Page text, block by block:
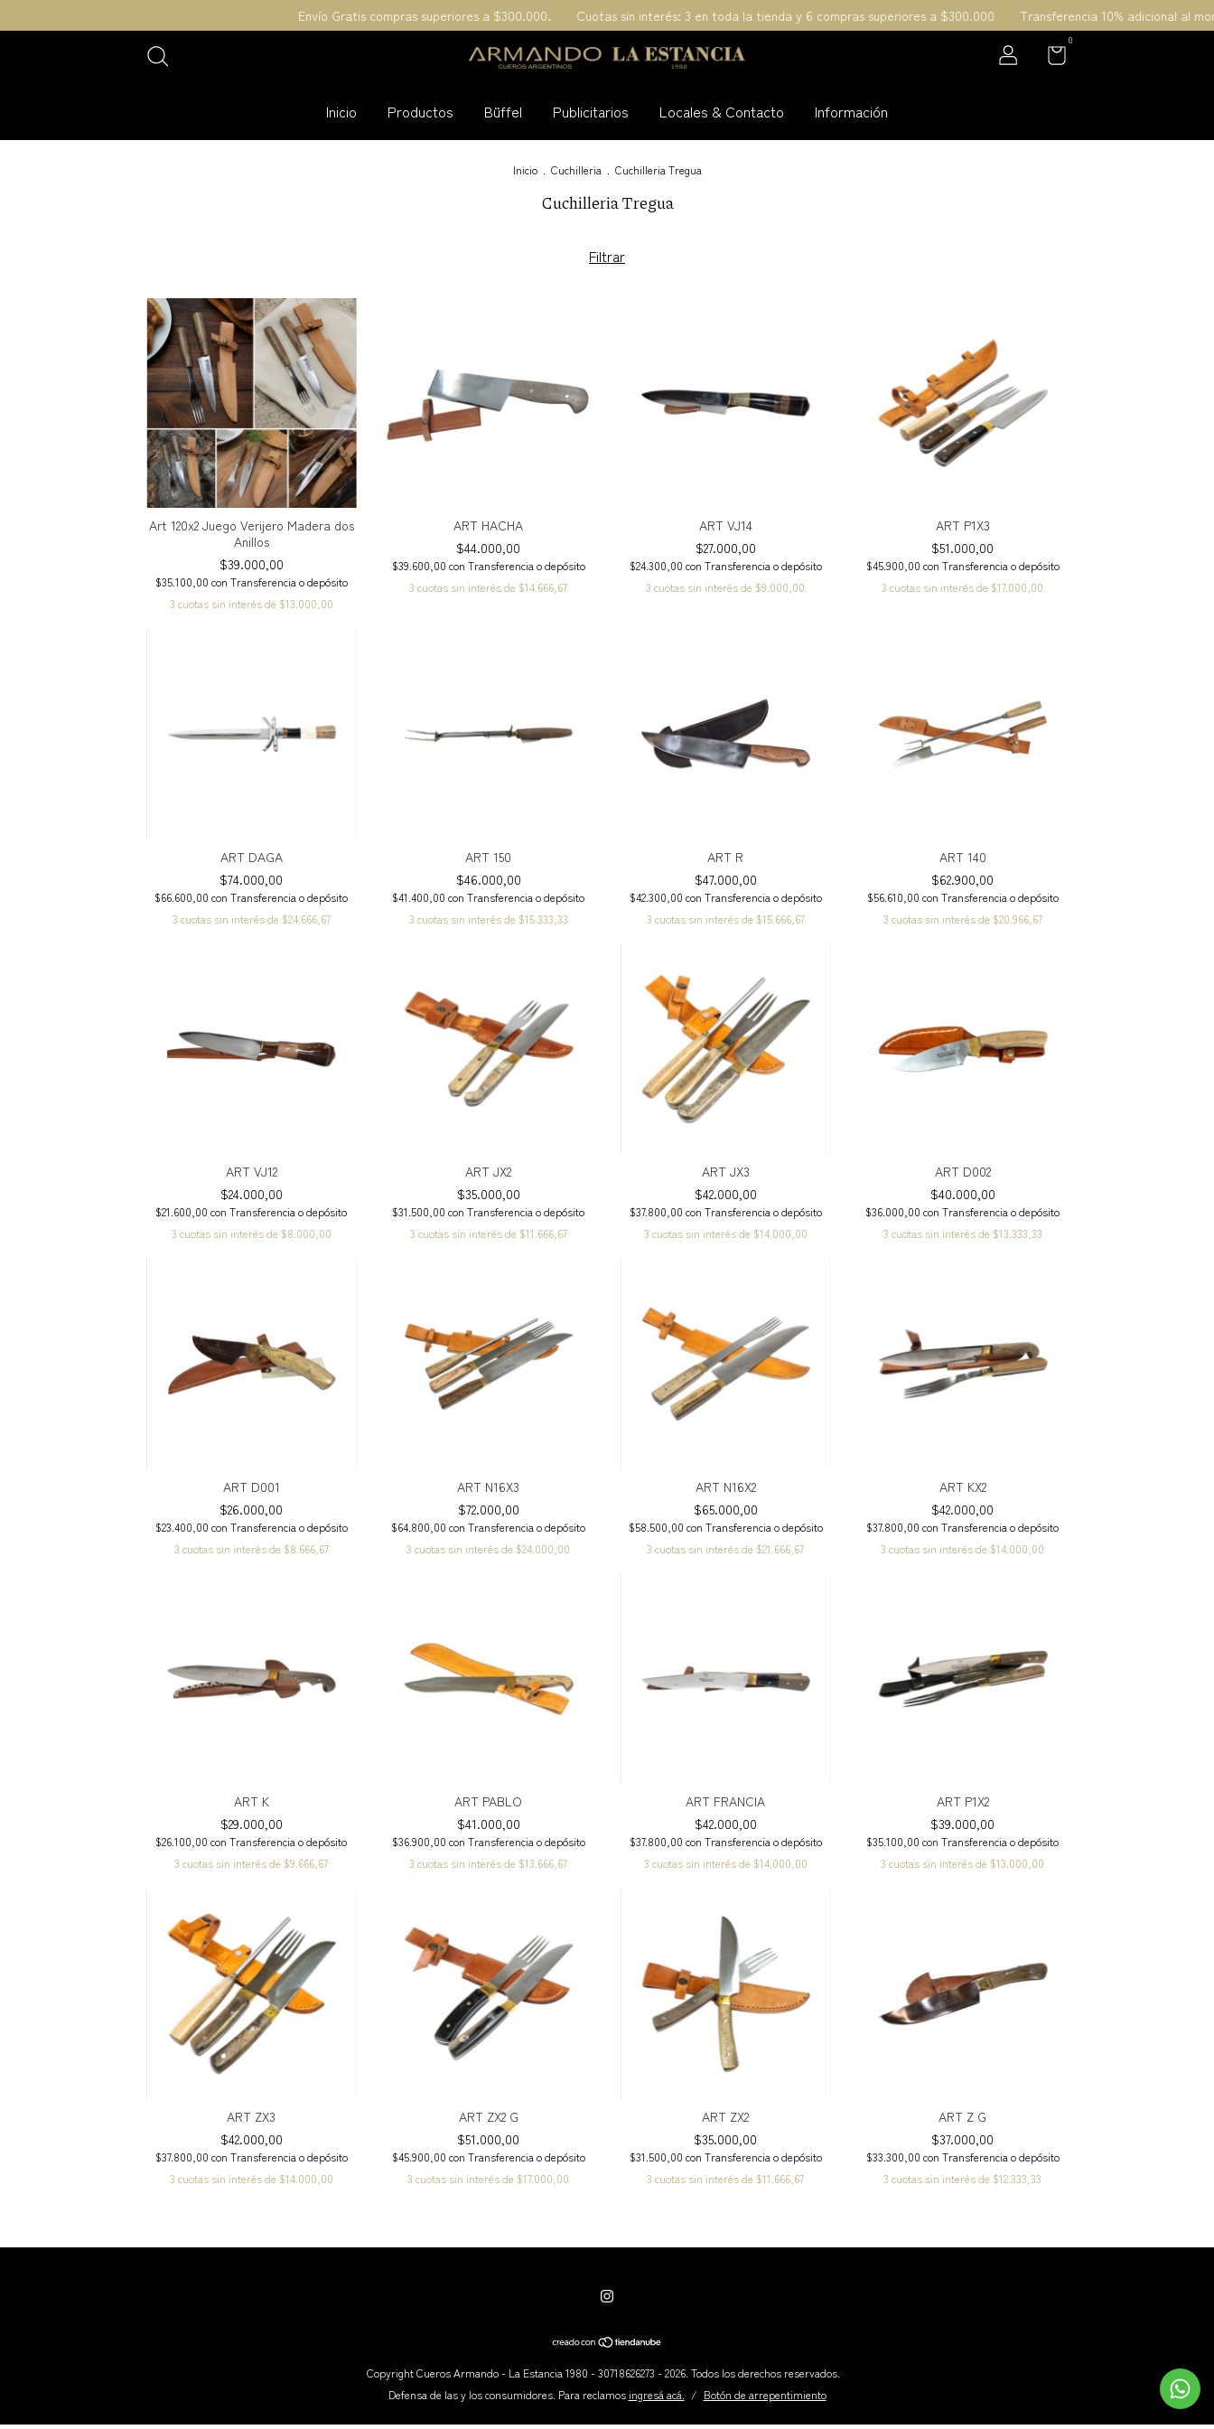
Envío Gratis compras superiores a $300.000. Cuotas sin interés: 3 en toda la tienda y 6 compras superiores a $300.000 Transferencia 10% adicional al momento
0
Inicio Productos Büffel Publicitarios Locales & Contacto Información
Inicio Cuchilleria Cuchilleria Tregua
Cuchilleria Tregua
Filtrar
Art 120x2 Juego Verijero Madera dos
Anillos
$39.000,00
$35.100,00 con Transferencia o depósito
3 cuotas sin interés de $13.000,00
ART HACHA
$44.000,00
$39.600,00 con Transferencia o depósito
3 cuotas sin interés de $14.666,67
ART VJ14
$27.000,00
$24.300,00 con Transferencia o depósito
3 cuotas sin interés de $9.000,00
ART P1X3
$51.000,00
$45.900,00 con Transferencia o depósito
3 cuotas sin interés de $17.000,00
ART DAGA
$74.000,00
$66.600,00con Transferencia o depósito
3 cuotas sin interés de $24.666,67
ART 150
$46.000,00
$41.400,00con Transferencia o depósito
3 cuotas sin interés de $15.333,33
ART R
$47.000,00
$42.300,00 con Transferencia o depósito
3 cuotas sin interés de $15.666,67
ART 140
$62.900,00
$56.610,00 con Transferencia o depósito
3 cuotas sin interés de $20.966,67
ART VJ12
$24.000,00
$21.600,00con Transferencia o depósito
3 cuotas sin interés de $8.000,00
ART JX2
$35.000,00
$31.500,00con Transferencia o depósito
3 cuotas sin interés de $11.666,67
ART JX3
$42.000,00
$37.800,00 con Transferencia o depósito
3 cuotas sin interés de $14.000,00
ART D002
$40.000,00
$36.000,00con Transferencia o depósito
3 cuotas sin interés de $13.333,33
ART D001
$26.000,00
$23.400,00 con Transferencia o depósito
3 cuotas sin interés de $8.666,67
ART N16X3
$72.000,00
$64.800,00con Transferencia o depósito
3 cuotas sin interés de $24.000,00
ART N16X2
$65.000,00
$58.500,00 con Transferencia o depósito
3 cuotas sin interés de $21.666,67
ART KX2
$42.000,00
$37.800,00con Transferencia o depósito
3 cuotas sin interés de $14.000,00
ART K
$29.000,00
$26.100,00con Transferencia o depósito
3 cuotas sin interés de $9.666,67
ART PABLO
$41.000,00
$36.900,00 con Transferencia o depósito
3 cuotas sin interés de $13.666,67
ART FRANCIA
$42.000,00
$37.800,00 con Transferencia o depósito
3 cuotas sin interés de $14.000,00
ART P1X2
$39.000,00
$35.100,00con Transferencia o depósito
3 cuotas sin interés de $13.000,00
ART ZX3
$42.000,00
$37.800,00 con Transferencia o depósito
3 cuotas sin interés de $14.000,00
ART ZX2 G
$51.000,00
$45.900,00 con Transferencia o depósito
3 cuotas sin interés de $17.000,00
ART ZX2
$35.000,00
$31.500,00 con Transferencia o depósito
3 cuotas sin interés de $11.666,67
ART Z G
$37.000,00
$33.300,00 con Transferencia o depósito
3 cuotas sin interés de $12.333,33
Copyright Cueros Armando - La Estancia 1980 - 30718626273 - 2026. Todos los derechos reservados.
Defensa de las y los consumidores. Para reclamos ingresá acá. / Botón de arrepentimiento